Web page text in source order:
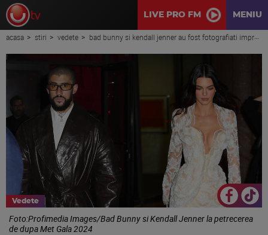
LIVE PRO FM MENIU
acasa stiri vedete bad bunny si kendall jenner au fost fotografiati impreuna la petrecerea de dupa met gala 2024
Vedete
Foto:Profimedia Images/Bad Bunny si Kendall Jenner la petrecerea
de dupa Met Gala 2024